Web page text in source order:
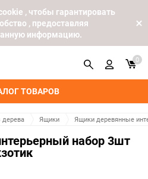
, чтобы гарантировать
, предоставляя
информацию.
ТОВАРОВ
0
дерева Ящики Ящики деревянные
набор 3шт